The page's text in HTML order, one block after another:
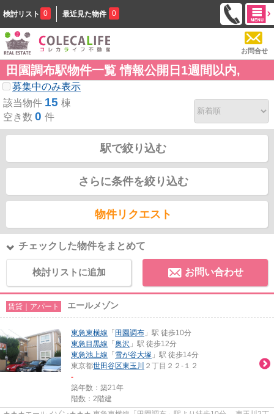
検討リスト 0 最近見た物件 0
お問合せ
田園調布駅物件一覧 情報公開日1週間以内,
募集中のみ表示
該当物件 15 棟
空き数 0 件
駅で絞り込む
さらに条件を絞り込む
物件リクエスト
チェックした物件をまとめて
検討リストに追加 お問い合わせ
賃貸｜アパート エールメゾン
東急東横線 「 田園調布 」駅 徒歩10分
東急目黒線 「 奥沢 」駅 徒歩12分
東急池上線 「 雪が谷大塚 」駅 徒歩14分
東京都世田谷区東玉川 ２丁目２２-１２
-
築年数：築21年
階数：2階建